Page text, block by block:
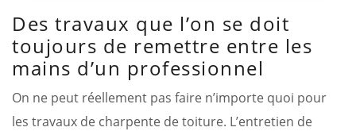
Des travaux que l’on se doit
toujours de remettre entre les
mains d’un professionnel
On ne peut réellement pas faire n’importe quoi pour
les travaux de charpente de toiture. L’entretien de